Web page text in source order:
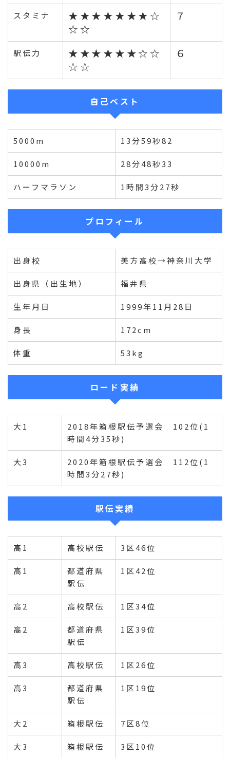
スタミナ
★★★★★★★☆
☆☆
７
駅伝力
★★★★★★☆☆
☆☆
６
自己ベスト
5000m 13分59秒82
10000m 28分48秒33
ハーフマラソン 1時間3分27秒
プロフィール
出身校 美方高校→神奈川大学
出身県（出生地） 福井県
生年月日 1999年11月28日
身長 172cm
体重 53kg
ロード実績
大1
2018年箱根駅伝予選会 102位(1
時間4分35秒)
大3
2020年箱根駅伝予選会 112位(1
時間3分27秒)
駅伝実績
高1 高校駅伝 3区46位
高1
都道府県
駅伝
1区42位
高2 高校駅伝 1区34位
高2
都道府県
駅伝
1区39位
高3 高校駅伝 1区26位
高3
都道府県
駅伝
1区19位
大2 箱根駅伝 7区8位
大3 箱根駅伝 3区10位